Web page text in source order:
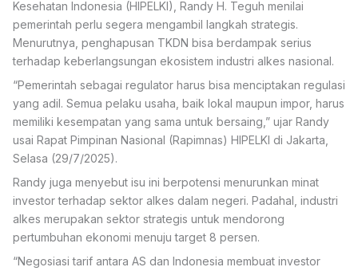
Kesehatan Indonesia (HIPELKI), Randy H. Teguh menilai
pemerintah perlu segera mengambil langkah strategis.
Menurutnya, penghapusan TKDN bisa berdampak serius
terhadap keberlangsungan ekosistem industri alkes nasional.
“Pemerintah sebagai regulator harus bisa menciptakan regulasi
yang adil. Semua pelaku usaha, baik lokal maupun impor, harus
memiliki kesempatan yang sama untuk bersaing,” ujar Randy
usai Rapat Pimpinan Nasional (Rapimnas) HIPELKI di Jakarta,
Selasa (29/7/2025).
Randy juga menyebut isu ini berpotensi menurunkan minat
investor terhadap sektor alkes dalam negeri. Padahal, industri
alkes merupakan sektor strategis untuk mendorong
pertumbuhan ekonomi menuju target 8 persen.
“Negosiasi tarif antara AS dan Indonesia membuat investor